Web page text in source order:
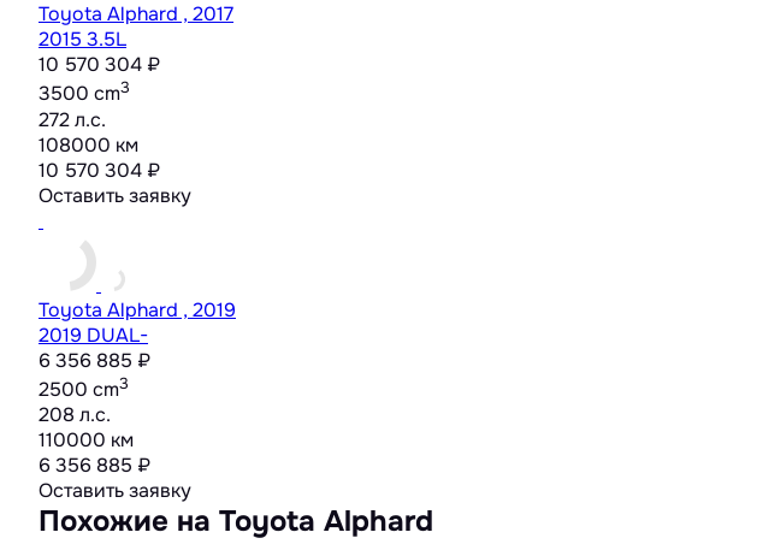
Toyota Alphard , 2017
2015 3.5L
10 570 304 ₽
3500 cm3
272 л.с.
108000 км
10 570 304 ₽
Оставить заявку
Toyota Alphard , 2019
2019 DUAL-
6 356 885 ₽
2500 cm3
208 л.с.
110000 км
6 356 885 ₽
Оставить заявку
Похожие на Toyota Alphard